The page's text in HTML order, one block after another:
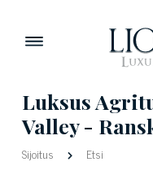
Luksus
Valley -
Sijoitus Etsi